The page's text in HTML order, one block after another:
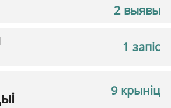
2 выявы
1 запіс
9 крыніц